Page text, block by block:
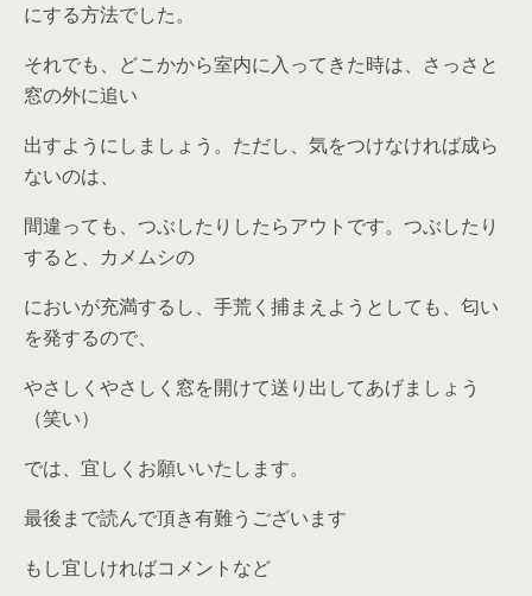
にする方法でした。
それでも、どこかから室内に入ってきた時は、さっさと
窓の外に追い
出すようにしましょう。ただし、気をつけなければ成ら
ないのは、
間違っても、つぶしたりしたらアウトです。つぶしたり
すると、カメムシの
においが充満するし、手荒く捕まえようとしても、匂い
を発するので、
やさしくやさしく窓を開けて送り出してあげましょう
（笑い）
では、宜しくお願いいたします。
最後まで読んで頂き有難うございます
もし宜しければコメントなど